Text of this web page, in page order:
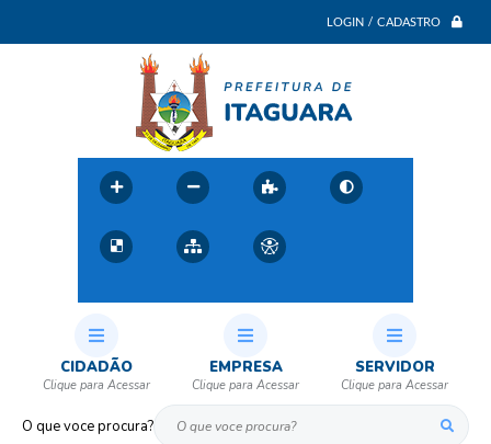
LOGIN / CADASTRO
O que voce procura?
CIDADÃO EMPRESA SERVIDOR